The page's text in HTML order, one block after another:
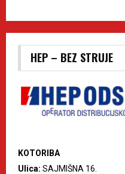
HEP – BEZ STRUJE
KOTORIBA
Ulica: SAJMIŠNA 16.